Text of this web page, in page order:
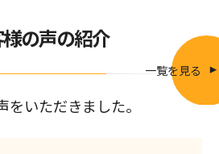
の声の紹介
をいただきました。
一覧を見る